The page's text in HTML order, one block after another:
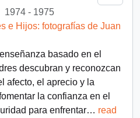
1974 - 1975
e Hijos: fotografías de Juan
basado en el
descubran y reconozcan
afecto, el aprecio y la
la confianza en el
para enfrentar… read